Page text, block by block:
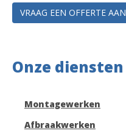
VRAAG EEN OFFERTE AAN
Onze diensten
Montagewerken
Afbraakwerken